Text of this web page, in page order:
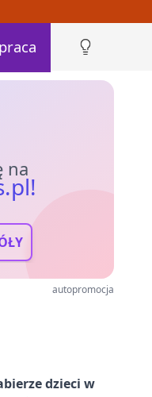
na
autopromocja
dzieci w